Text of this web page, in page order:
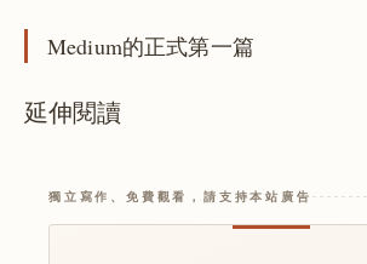
Medium的正式第一篇
延伸閱讀
獨立寫作、免費觀看，請支持本站廣告